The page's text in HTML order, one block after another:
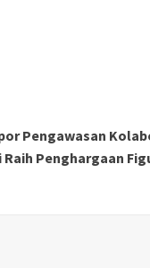
Pengawasan
Raih Penghargaan